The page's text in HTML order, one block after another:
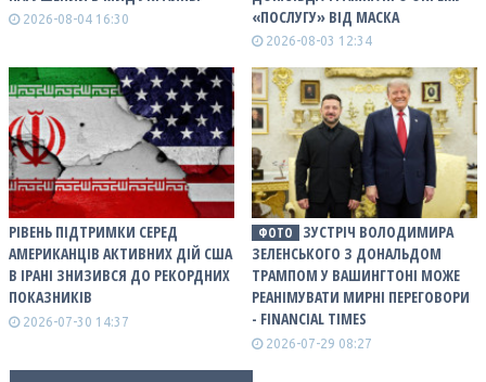
2026-08-04 16:30
«ПОСЛУГУ» ВІД МАСКА
2026-08-03 12:34
РІВЕНЬ ПІДТРИМКИ СЕРЕД
АМЕРИКАНЦІВ АКТИВНИХ ДІЙ США
В ІРАНІ ЗНИЗИВСЯ ДО РЕКОРДНИХ
ПОКАЗНИКІВ
2026-07-30 14:37
ФОТО
ЗУСТРІЧ ВОЛОДИМИРА
ЗЕЛЕНСЬКОГО З ДОНАЛЬДОМ
ТРАМПОМ У ВАШИНГТОНІ МОЖЕ
РЕАНІМУВАТИ МИРНІ ПЕРЕГОВОРИ
- FINANCIAL TIMES
2026-07-29 08:27